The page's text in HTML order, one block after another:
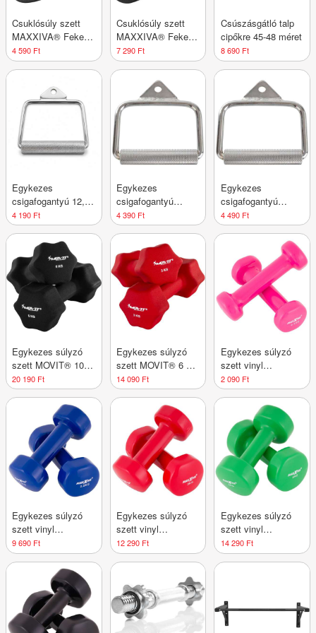
Csuklósúly szett
MAXXIVA® Fekete
2 x 1 kg
4 590 Ft
Csuklósúly szett
MAXXIVA® Fekete
2 x 1,5 kg
7 290 Ft
Csúszásgátló talp
cipőkre 45-48 méret
8 690 Ft
Egykezes
csigafogantyú 12,4
cm
4 190 Ft
Egykezes
csigafogantyú
forgatható acél
4 390 Ft
Egykezes
csigafogantyú
forgatható acél
recézett felület
4 490 Ft
Egykezes súlyzó
szett MOVIT® 10
kg - fekete
20 190 Ft
Egykezes súlyzó
szett MOVIT® 6 kg
- piros
14 090 Ft
Egykezes súlyzó
szett vinyl
Maxxiva® 2 x 0,5
kg Rózsaszín
2 090 Ft
Egykezes súlyzó
szett vinyl
Maxxiva® 2 x 2,5
kg Kék
9 690 Ft
Egykezes súlyzó
szett vinyl
Maxxiva® 2 x 3 kg
Piros
12 290 Ft
Egykezes súlyzó
szett vinyl
Maxxiva® 2 x 4 kg
Zöld
14 290 Ft